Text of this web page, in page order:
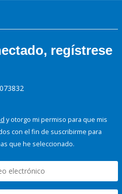
regístrese
y otorgo mi permiso para que mis
con el fin de suscribirme para
que he seleccionado.